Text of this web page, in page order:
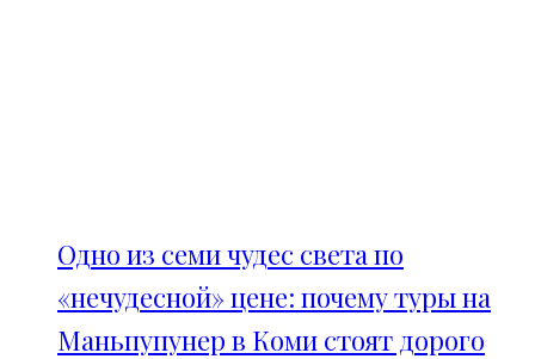
Одно из семи чудес света по
«нечудесной» цене: почему туры на
Маньпупунер в Коми стоят дорого